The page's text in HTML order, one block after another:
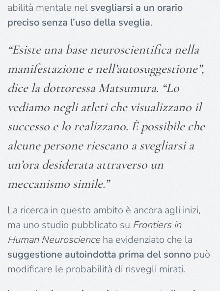
abilità mentale nel svegliarsi a un orario
preciso senza l’uso della sveglia.
“Esiste una base neuroscientifica nella
manifestazione e nell’autosuggestione”,
dice la dottoressa Matsumura. “Lo
vediamo negli atleti che visualizzano il
successo e lo realizzano. È possibile che
alcune persone riescano a svegliarsi a
un’ora desiderata attraverso un
meccanismo simile.”
La ricerca in questo ambito è ancora agli inizi,
ma uno studio pubblicato su Frontiers in
Human Neuroscienceha evidenziato che la
suggestione autoindotta prima del sonno può
modificare le probabilità di risvegli mirati.